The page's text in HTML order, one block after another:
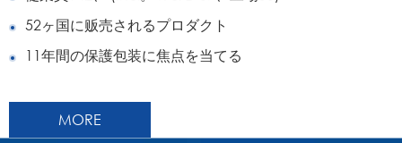
52ヶ国に贩売されるプロダクト
11年間の保護包装に焦点を当てる
MORE